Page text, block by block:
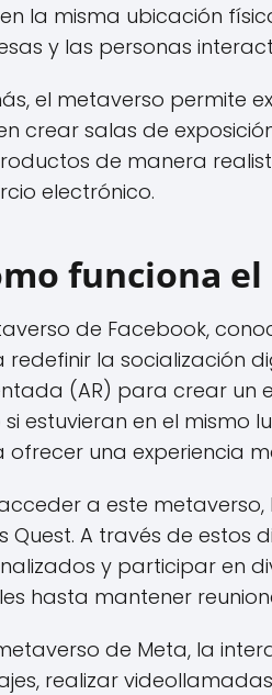
la misma ubicación
y las personas
el metaverso permite
crear salas de
de manera
electrónico.
funciona
de Facebook,
redefinir la socialización
(AR) para crear un
estuvieran en el mismo
ofrecer una experiencia
a este metaverso,
Quest. A través de estos
y participar en
hasta mantener
de Meta, la
realizar